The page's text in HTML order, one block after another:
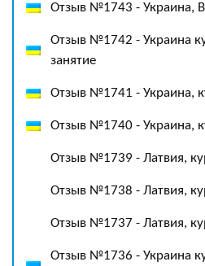
Отзыв №1743 - Украина,
Отзыв №1742 - Украина
занятие
Отзыв №1741 - Украина,
Отзыв №1740 - Украина,
Отзыв №1739 - Латвия,
Отзыв №1738 - Латвия,
Отзыв №1737 - Латвия,
Отзыв №1736 - Украина